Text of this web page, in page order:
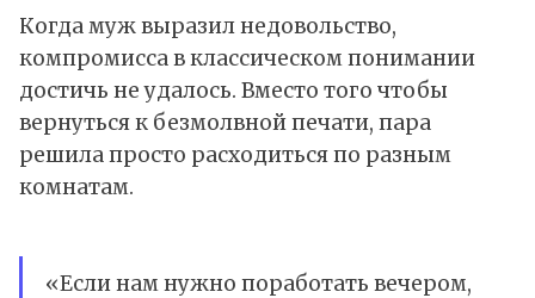
Когда муж выразил недовольство,
компромисса в классическом понимании
достичь не удалось. Вместо того чтобы
вернуться к безмолвной печати, пара
решила просто расходиться по разным
комнатам.
«Если нам нужно поработать вечером,